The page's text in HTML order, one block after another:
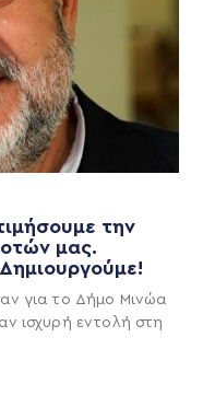
την
μας.
για το Δήμο Μινώα
ισχυρή εντολή στη